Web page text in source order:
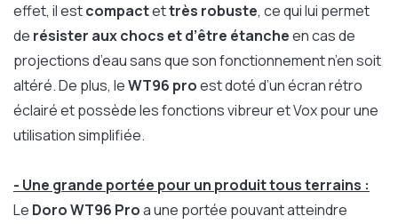
effet, il estcompactettrès robuste, ce qui lui permet
de résister aux chocs et d’être étancheen cas de
projections d’eau sans que son fonctionnement n’en soit
altéré. De plus, leWT96 proest doté d’un écran rétro
éclairé et possède les fonctions vibreur et Vox pour une
utilisation simplifiée.
- Une grande portée pour un produit tous terrains :
Le Doro WT96 Proa une portée pouvant atteindre